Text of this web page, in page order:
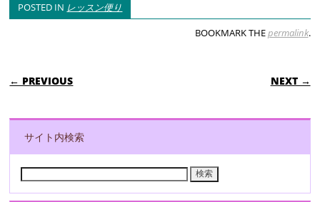
POSTED IN レッスン便り
BOOKMARK THEpermalink.
POST NAVIGATION
← PREVIOUS NEXT →
サイト内検索